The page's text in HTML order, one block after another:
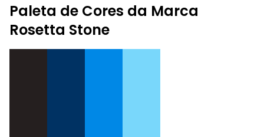
Paleta de Cores da Marca
Rosetta Stone